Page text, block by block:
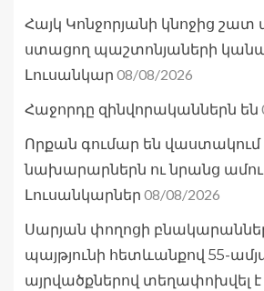
Հայկ Կոնջորյանի կնոջից
ստացող պաշտոնյաների
Լուսանկար 08/08/2026
Հաջորդը զինվորականներն են
Որքան գումար են վաստակում
նախարարներն ու նրանց
Լուսանկարներ 08/08/2026
Սարյան փողոցի
պայթյունի հետևանքով 55-
այրվածքներով տեղափոխվել է